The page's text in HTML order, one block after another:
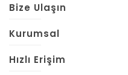
Bize Ulaşın
Kurumsal
Hızlı Erişim